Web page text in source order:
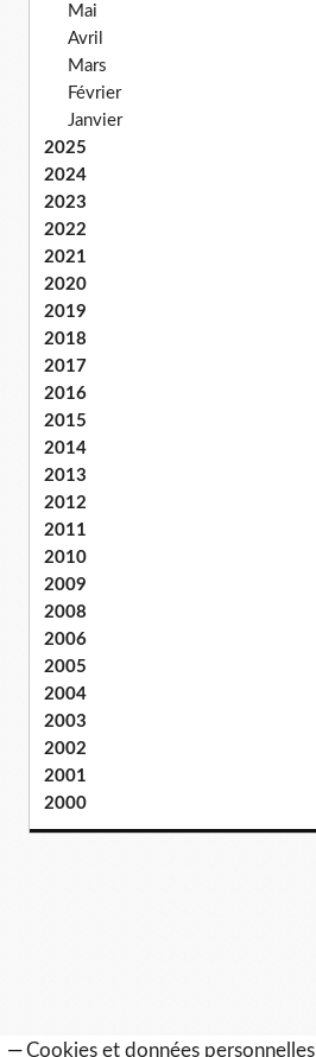
Mai
Avril
Mars
Février
Janvier
2025
2024
2023
2022
2021
2020
2019
2018
2017
2016
2015
2014
2013
2012
2011
2010
2009
2008
2006
2005
2004
2003
2002
2001
2000
Cookies et données personnelles